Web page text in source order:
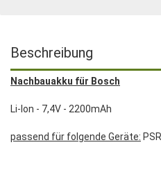
Beschreibung
Nachbauakku für Bosch
Li-Ion - 7,4V - 2200mAh
passend für folgende Geräte: